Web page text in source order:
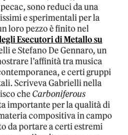
sono reduci da una
e sperimentali per la
loro pezzo è finito nel
Esecutori di Metallo su
e Stefano De Gennaro, un
l’affinità tra musica
e certi gruppi
Scriveva Gabrielli nella
che Carboniferous
importante per la qualità di
compositiva in campo
da portare a certi estremi